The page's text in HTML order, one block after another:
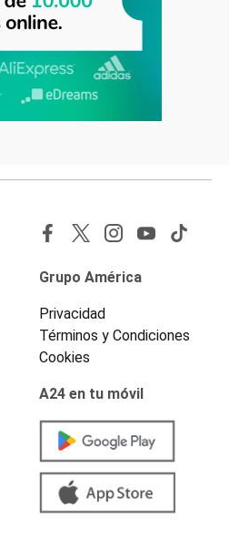
Grupo América
Privacidad
Términos y Condiciones
Cookies
A24 en tu móvil